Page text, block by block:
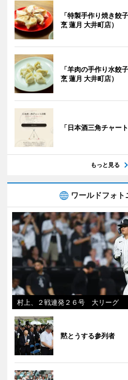
「特製手作り焼き餃
烹 蓮月 大井町店）
「羊肉の手作り水餃
烹 蓮月 大井町店）
「日本酒三角チャー
もっと見る
ワールドフォト
村上、２戦連発２６号 大リーグ
黙とうする参列者